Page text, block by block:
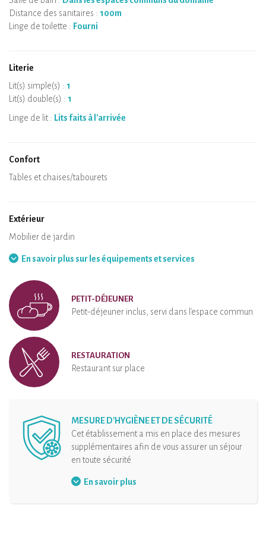
Distance des sanitaires : 100m
Linge de toilette : Fourni
Literie
Lit(s) simple(s) : 1
Lit(s) double(s) : 1
Linge de lit : Lits faits à l'arrivée
Confort
Micro-ondes
Cafetière
Bouilloire
Plaque de cuisson
Four
Réfrigérateur
Vaisselle
Lave-vaisselle
Chaise bébé
Spa
Sauna privatif
Tables et chaises/tabourets
Extérieur
Terrasse
Mobilier de jardin
En savoir plus sur les équipements et services
PETIT-DÉJEUNER
Petit-déjeuner inclus, servi dans l'espace commun
RESTAURATION
Restaurant sur place
MESURE D'HYGIÈNE ET DE SÉCURITÉ
Cet établissement a mis en place des mesures
supplémentaires afin de vous assurer un séjour
en toute sécurité
Gel hydroalcoolique à disposition
En savoir plus